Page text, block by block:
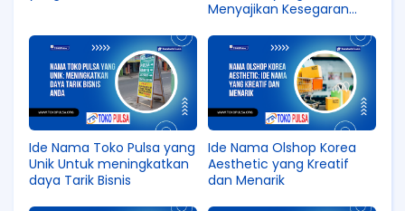
Menyajikan Kesegaran
Ide Nama Toko Pulsa yang
Unik Untuk meningkatkan
daya Tarik Bisnis
Ide Nama Olshop Korea
Aesthetic yang Kreatif
dan Menarik